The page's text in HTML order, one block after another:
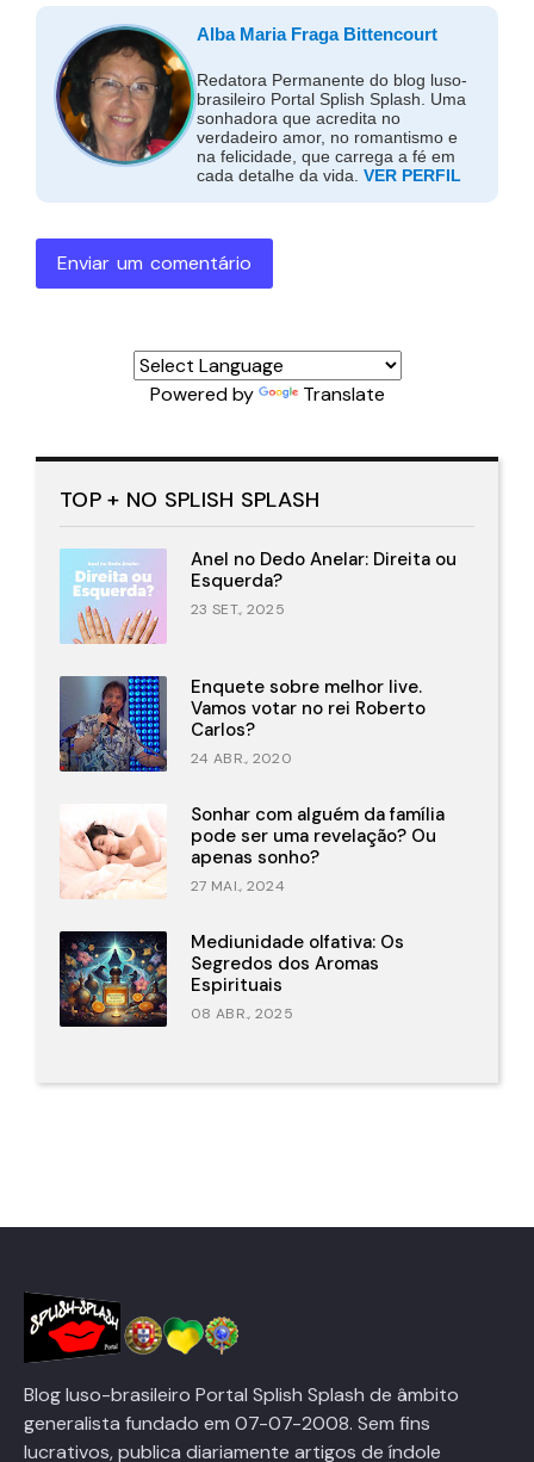
Alba Maria Fraga Bittencourt
Redatora Permanente do blog luso-
brasileiro Portal Splish Splash. Uma
sonhadora que acredita no
verdadeiro amor, no romantismo e
na felicidade, que carrega a fé em
cada detalhe da vida. VER PERFIL
Enviar um comentário
Powered by Translate
TOP + NO SPLISH SPLASH
Anel no Dedo Anelar: Direita ou
Esquerda?
23 SET., 2025
Enquete sobre melhor live.
Vamos votar no rei Roberto
Carlos?
24 ABR., 2020
Sonhar com alguém da família
pode ser uma revelação? Ou
apenas sonho?
27 MAI., 2024
Mediunidade olfativa: Os
Segredos dos Aromas
Espirituais
08 ABR., 2025
Blog luso-brasileiro Portal Splish Splash de âmbito
generalista fundado em 07-07-2008. Sem fins
lucrativos, publica diariamente artigos de índole